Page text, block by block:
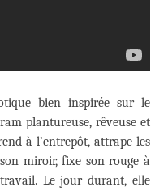
bien inspirée sur le
plantureuse, rêveuse et
à l’entrepôt, attrape les
miroir, fixe son rouge à
Le jour durant, elle